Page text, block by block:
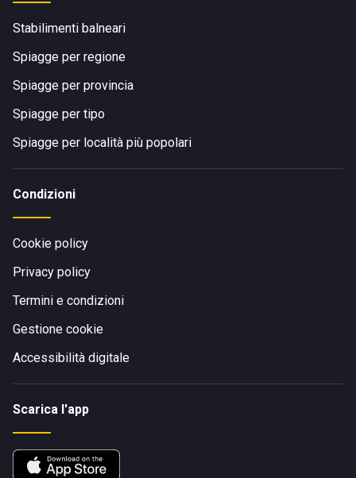
Stabilimenti balneari
Spiagge per regione
Spiagge per provincia
Spiagge per tipo
Spiagge per località più popolari
Condizioni
Cookie policy
Privacy policy
Termini e condizioni
Gestione cookie
Accessibilità digitale
Scarica l'app